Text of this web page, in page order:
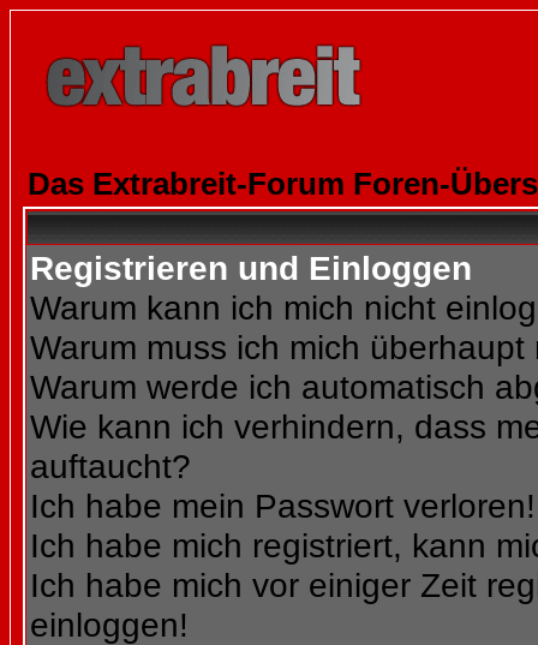
Das Extrabreit-Forum Foren-
Registrieren und Einloggen
Warum kann ich mich nicht
Warum muss ich mich überhaupt
Warum werde ich automatisch
Wie kann ich verhindern, dass
auftaucht?
Ich habe mein Passwort verloren!
Ich habe mich registriert, kann
Ich habe mich vor einiger Zeit
einloggen!